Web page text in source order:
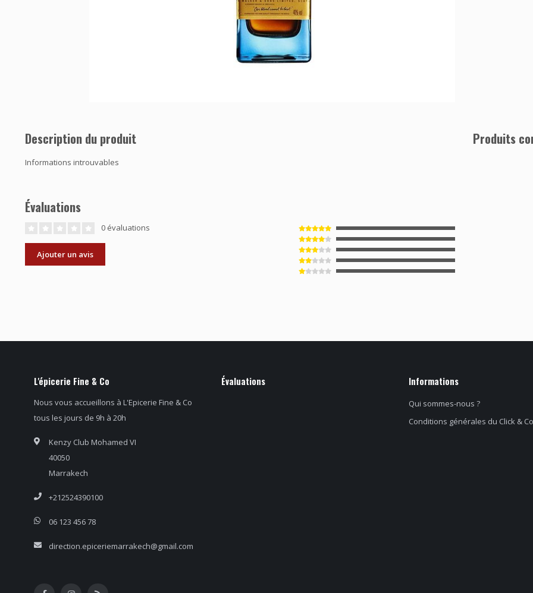
Description du produit
Informations introuvables
Évaluations
0 évaluations
Ajouter un avis
Produits
L'épicerie Fine & Co
Nous vous accueillons à L'Epicerie Fine & Co
tous les jours de 9h à 20h
Kenzy Club Mohamed VI
40050
Marrakech
+212524390100
06 123 456 78
direction.epiceriemarrakech@gmail.com
Évaluations Informations
Qui sommes-nous ?
Conditions générales du Click &